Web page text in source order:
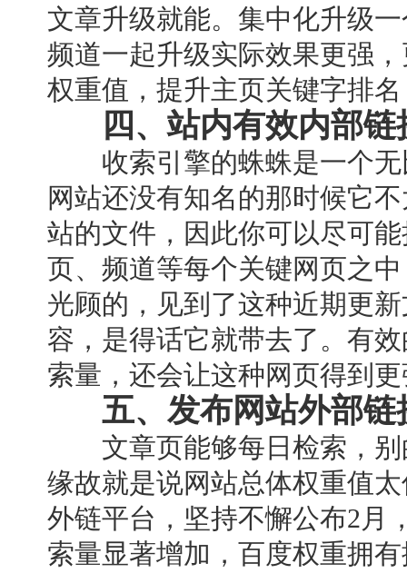
文章升级就能。集中化升级
频道一起升级实际效果更强
权重值，提升主页关键字排
四、站内有效内部链
收索引擎的蛛蛛是一个无
网站还没有知名的那时候它
站的文件，因此你可以尽可
页、频道等每个关键网页之
光顾的，见到了这种近期更
容，是得话它就带去了。有
索量，还会让这种网页得到
五、发布网站外部链
文章页能够每日检索，别
缘故就是说网站总体权重值
外链平台，坚持不懈公布2月
索量显著增加，百度权重拥